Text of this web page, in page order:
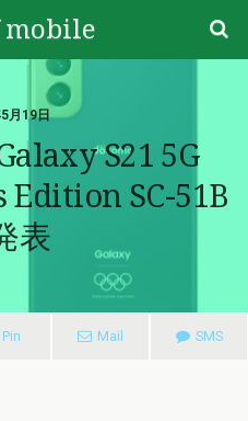
mobile
月19日
S21 5G
Edition SC-51B
表
Pin Mail SMS